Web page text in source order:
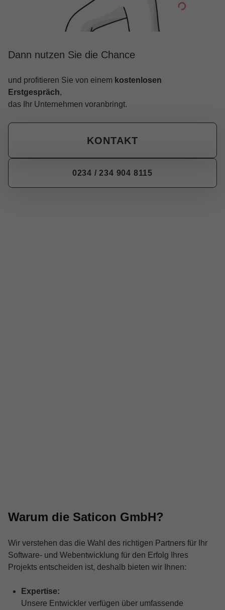
Dann nutzen Sie die Chance
und profitieren Sie von einem kostenlosen
Erstgespräch,
das Ihr Unternehmen voranbringt.
KONTAKT
0234 / 234 904 8115
Warum die Saticon GmbH?
Wir verstehen das die Wahl des richtigen Partners für Ihr
Software- und Webentwicklung für den Erfolg Ihres
Projekts entscheiden ist, deshalb bieten wir Ihnen:
Expertise:
Unsere Entwickler verfügen über umfassende